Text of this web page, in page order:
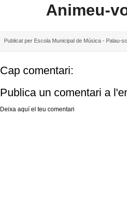
Animeu-
Publicat per Escola Municipal de Música - Palau-
Cap comentari:
Publica un comentari a
Deixa aquí el teu comentari